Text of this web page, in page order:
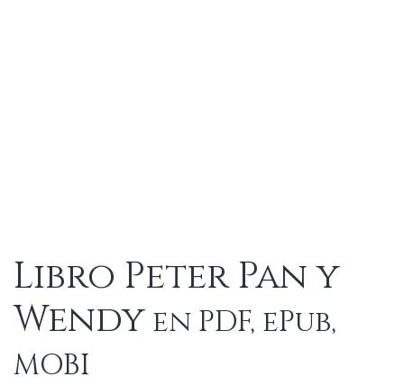
Libro Peter Pan y
Wendy en PDF, ePub,
MOBI